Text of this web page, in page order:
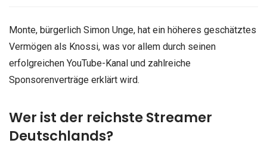
Monte, bürgerlich Simon Unge, hat ein höheres geschätztes
Vermögen als Knossi, was vor allem durch seinen
erfolgreichen YouTube-Kanal und zahlreiche
Sponsorenverträge erklärt wird.
Wer ist der reichste Streamer
Deutschlands?